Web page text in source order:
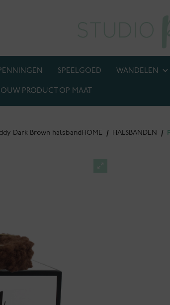
SPEELGOED WANDELEN
PRODUCT OP MAAT
Dark Brown halsbandHOME / HALSBANDEN /